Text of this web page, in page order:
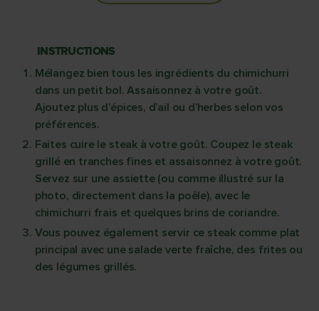
INSTRUCTIONS
Mélangez bien tous les ingrédients du chimichurri
dans un petit bol. Assaisonnez à votre goût.
Ajoutez plus d’épices, d’ail ou d’herbes selon vos
préférences.
Faites cuire le steak à votre goût. Coupez le steak
grillé en tranches fines et assaisonnez à votre goût.
Servez sur une assiette (ou comme illustré sur la
photo, directement dans la poêle), avec le
chimichurri frais et quelques brins de coriandre.
Vous pouvez également servir ce steak comme plat
principal avec une salade verte fraîche, des frites ou
des légumes grillés.